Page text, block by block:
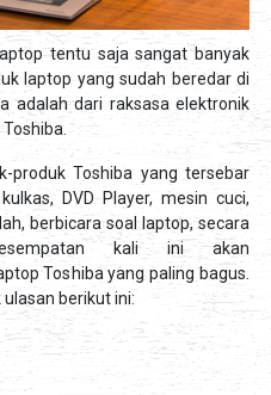
tentu saja sangat banyak
laptop yang sudah beredar di
adalah dari raksasa elektronik
produk Toshiba yang tersebar
DVD Player, mesin cuci,
berbicara soal laptop, secara
kali ini akan
Toshiba yang paling bagus.
berikut ini: